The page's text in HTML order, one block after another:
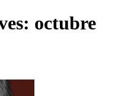
octubre